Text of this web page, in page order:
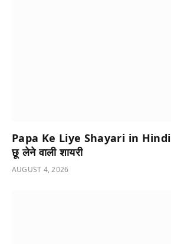
Papa Ke Liye Shayari in Hindi |
छू लेने वाली शायरी
AUGUST 4, 2026